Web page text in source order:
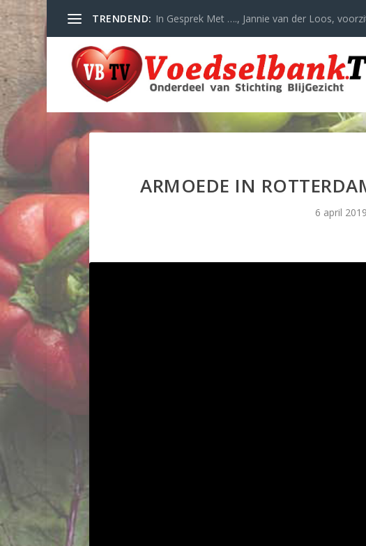
TRENDEND: In Gesprek Met …., Jannie van der Loos,
ARMOEDE IN
6 april 2019